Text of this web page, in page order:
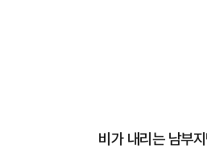
비가 내리는 남부